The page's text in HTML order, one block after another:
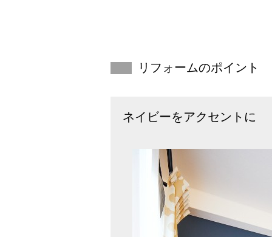
リフォームのポイント
ネイビーをアクセントに